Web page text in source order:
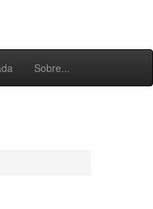
Sobre...